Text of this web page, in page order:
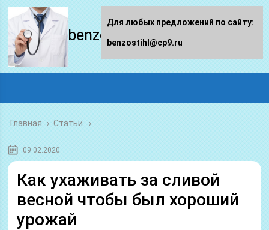
benzostihl.ru
Главная › Статьи
09.02.2020
Как ухаживать за сливой
весной чтобы был хороший
урожай
Для любых предложений по сайту:
benzostihl@cp9.ru